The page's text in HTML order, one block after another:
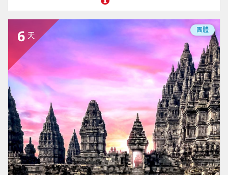
6 天
團體